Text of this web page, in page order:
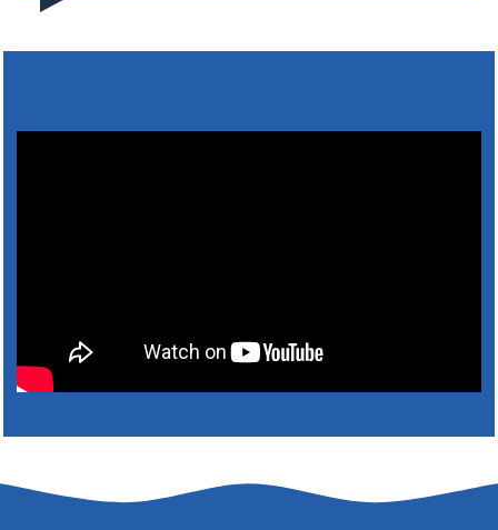
5. augusta 2026 08:41